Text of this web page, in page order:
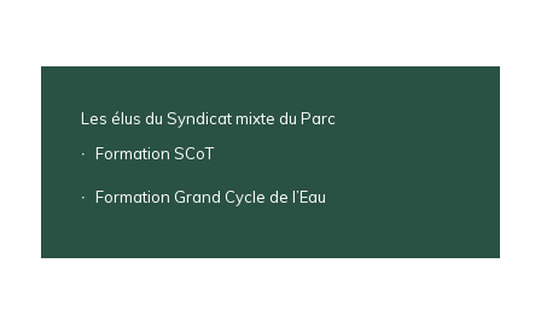
Les élus du Syndicat mixte du Parc
Formation SCoT
Formation Grand Cycle de l’Eau